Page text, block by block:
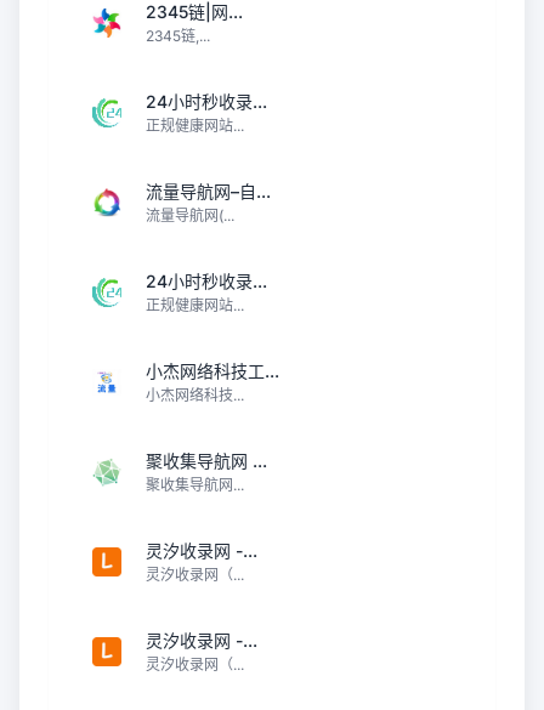
2345链|网...
2345链,...
24小时秒收录...
正规健康网站...
流量导航网–自...
流量导航网(...
24小时秒收录...
正规健康网站...
小杰网络科技工...
小杰网络科技...
聚收集导航网 ...
聚收集导航网...
灵汐收录网 -...
灵汐收录网（...
灵汐收录网 -...
灵汐收录网（...